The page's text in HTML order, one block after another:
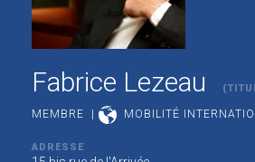
Fabrice Lezeau
MEMBRE | MOBILITÉ
ADRESSE